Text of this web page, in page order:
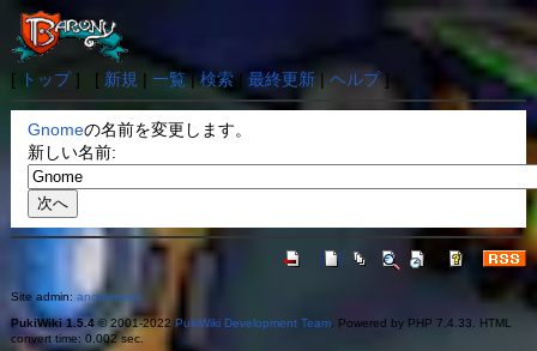
[ トップ] [ 新規 | 一覧|検索| 最終更新| ヘルプ]
Gnomeの名前を変更します。
新しい名前:
Site admin: anonymous
PukiWiki 1.5.4© 2001-2022 PukiWiki Development Team. Powered by PHP 7.4.33. HTML
convert time: 0.002 sec.